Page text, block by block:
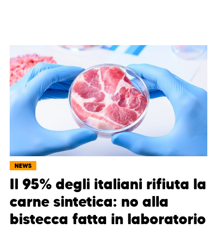
NEWS
Il 95% degli italiani rifiuta la
carne sintetica: no alla
bistecca fatta in laboratorio